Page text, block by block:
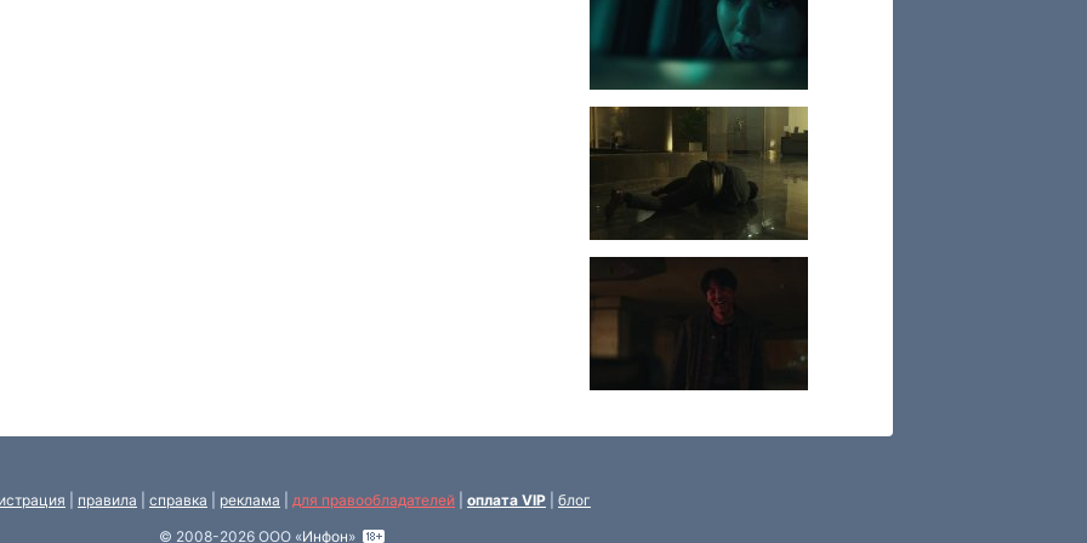
правила справка реклама для правообладателей оплата VIP
блог
© 2008-2026 ООО «Инфон»